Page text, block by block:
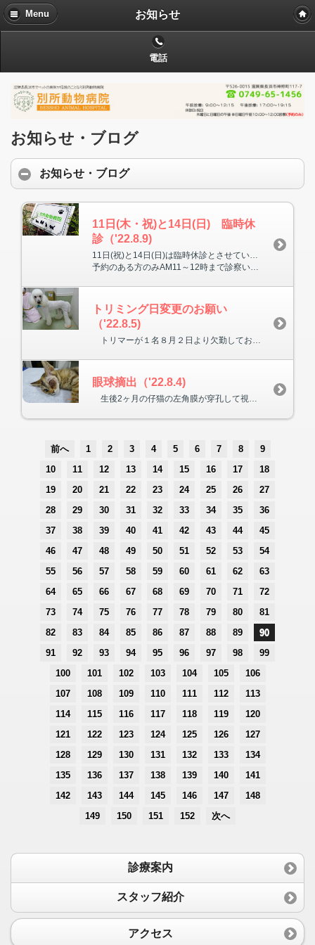
Menu お知らせ
電話
お知らせ・ブログ
お知らせ・ブログ
11日(木・祝)と14日(日) 臨時休
診（'22.8.9)
11日(祝)と14日(日)は臨時休診とさせていただきます。
予約のある方のみAM11～12時まで診察いたします。
トリミング日変更のお願い
（'22.8.5)
眼球摘出（'22.8.4)
前へ 1 2 3 4 5 6 7 8
9
10
11 12 13 14 15 16 17
18
19
20 21 22 23 24 25 26
27
28
29 30 31 32 33 34 35
36
37
38 39 40 41 42 43 44
45
46
47 48 49 50 51 52 53
54
55
56 57 58 59 60 61 62
63
64
65 66 67 68 69 70 71
72
73
74 75 76 77 78 79 80
81
82
83 84 85 86 87 88 89
90
91
92 93 94 95 96 97 98
99
100
101 102 103 104 105
106
107
108 109 110 111 112
113
114
115 116 117 118 119
120
121
122 123 124 125 126
127
128
129 130 131 132 133
134
135
136 137 138 139 140
141
142
143 144 145 146 147
148
149
150 151 152 次へ
診療案内
スタッフ紹介
アクセス